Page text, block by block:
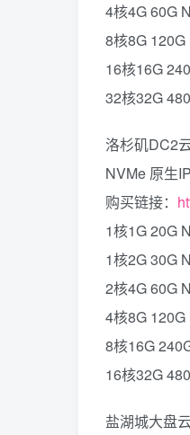
4核4G 60G
8核8G
16核16G
32核32G
洛杉矶DC2
NVMe 原生
购买链接：
1核1G 20G
1核2G 30G
2核4G 60G
4核8G
8核16G
16核32G
盐湖城大盘